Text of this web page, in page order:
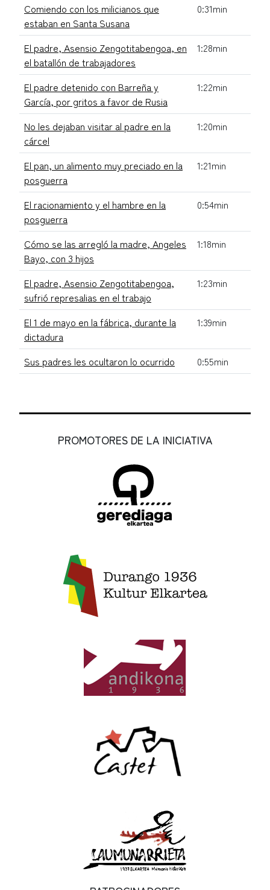
Comiendo con los milicianos que
estaban en Santa Susana
0:31min
El padre, Asensio Zengotitabengoa, en
el batallón de trabajadores
1:28min
El padre detenido con Barreña y
García, por gritos a favor de Rusia
1:22min
No les dejaban visitar al padre en la
cárcel
1:20min
El pan, un alimento muy preciado en la
posguerra
1:21min
El racionamiento y el hambre en la
posguerra
0:54min
Cómo se las arregló la madre, Angeles
Bayo, con 3 hijos
1:18min
El padre, Asensio Zengotitabengoa,
sufrió represalias en el trabajo
1:23min
El 1 de mayo en la fábrica, durante la
dictadura
1:39min
Sus padres les ocultaron lo ocurrido 0:55min
PROMOTORES DE LA INICIATIVA